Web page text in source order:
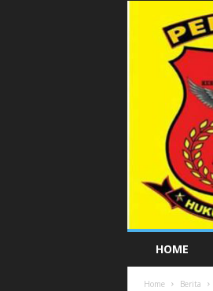
L
HOME
Home Berita